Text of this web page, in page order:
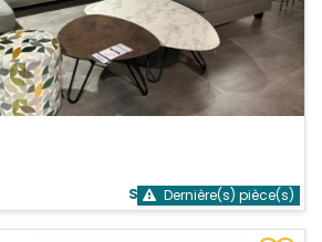
Stock bientôt épuisé
Dernière(s) pièce(s)